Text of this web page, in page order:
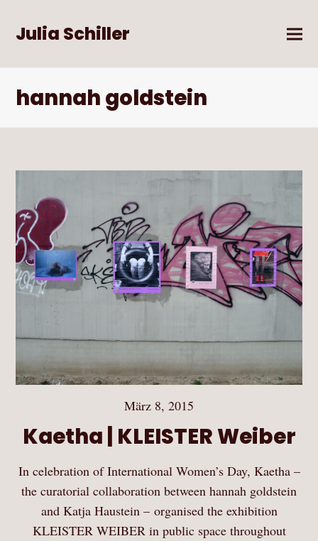
Julia Schiller
hannah goldstein
März 8, 2015
Kaetha | KLEISTER Weiber
In celebration of International Women’s Day, Kaetha –
the curatorial collaboration between hannah goldstein
and Katja Haustein – organised the exhibition
KLEISTER WEIBER in public space throughout